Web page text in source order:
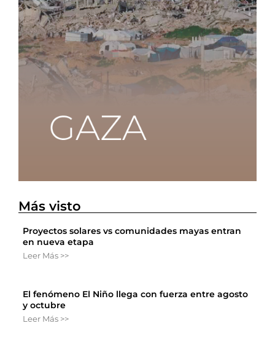
Más visto
Proyectos solares vs comunidades mayas entran
en nueva etapa
Leer Más >>
El fenómeno El Niño llega con fuerza entre agosto
y octubre
Leer Más >>